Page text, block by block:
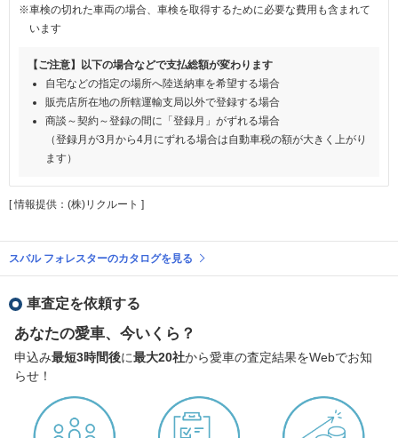
※車検の切れた車両の場合、車検を取得するために必要な費用も含まれて
います
【ご注意】以下の場合などで支払総額が変わります
自宅などの指定の場所へ陸送納車を希望する場合
販売店所在地の所轄運輸支局以外で登録する場合
商談～契約～登録の間に「登録月」がずれる場合
（登録月が3月から4月にずれる場合は自動車税の額が大きく上がり
ます）
[ 情報提供：(株)リクルート ]
スバル フォレスターのカタログを見る
車査定を依頼する
あなたの愛車、今いくら？
申込み最短3時間後に最大20社から愛車の査定結果をWebでお知
らせ！